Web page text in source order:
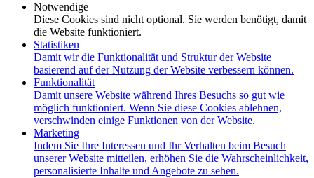
Notwendige
Diese Cookies sind nicht optional. Sie werden benötigt, damit
die Website funktioniert.
Statistiken
Damit wir die Funktionalität und Struktur der Website
basierend auf der Nutzung der Website verbessern können.
Funktionalität
Damit unsere Website während Ihres Besuchs so gut wie
möglich funktioniert. Wenn Sie diese Cookies ablehnen,
verschwinden einige Funktionen von der Website.
Marketing
Indem Sie Ihre Interessen und Ihr Verhalten beim Besuch
unserer Website mitteilen, erhöhen Sie die Wahrscheinlichkeit,
personalisierte Inhalte und Angebote zu sehen.